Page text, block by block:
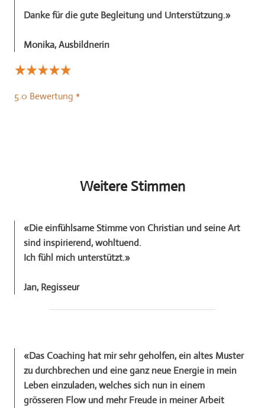
​Danke für die gute Begleitung und Unterstützung.»
Monika, Ausbildnerin
5.0 Bewertung *
Weitere Stimmen
«Die einfühlsame Stimme von Christian und seine Art
sind inspirierend, wohltuend.
​Ich fühl mich unterstützt.»
​Jan, Regisseur
«Das Coaching hat mir sehr geholfen, ein altes Muster
zu durchbrechen und eine ganz neue Energie in mein
Leben einzuladen, welches sich nun in einem
grösseren Flow und mehr Freude in meiner Arbeit